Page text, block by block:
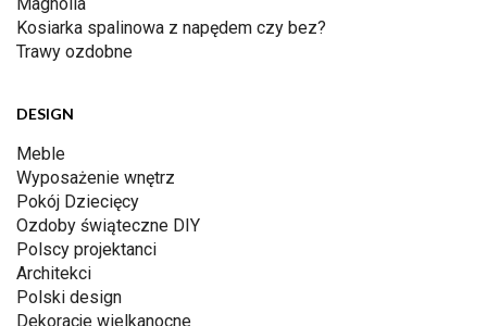
Kosiarka spalinowa z napędem czy bez?
Trawy ozdobne
DESIGN
Meble
Wyposażenie wnętrz
Pokój Dziecięcy
Ozdoby świąteczne DIY
Polscy projektanci
Architekci
Polski design
Dekoracje wielkanocne